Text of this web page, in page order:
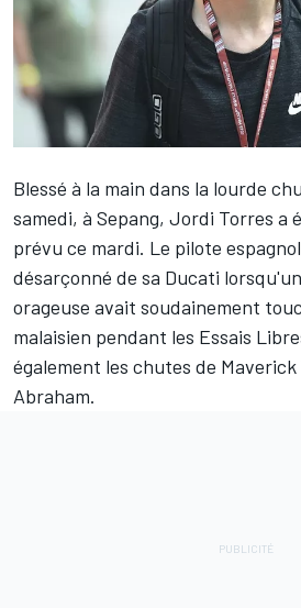
Blessé à la main dans la lourde
samedi, à Sepang, Jordi Torres a
prévu ce mardi. Le pilote
désarçonné de sa Ducati
orageuse avait soudainement
malaisien pendant les Essais
également les chutes de
Abraham.